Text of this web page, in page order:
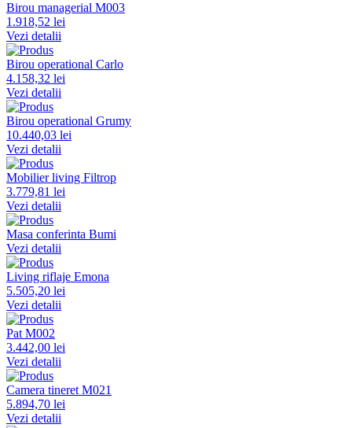
Birou managerial M003
1.918,52 lei
Vezi detalii
Birou operational Carlo
4.158,32 lei
Vezi detalii
Birou operational Grumy
10.440,03 lei
Vezi detalii
Mobilier living Filtrop
3.779,81 lei
Vezi detalii
Masa conferinta Bumi
Vezi detalii
Living riflaje Emona
5.505,20 lei
Vezi detalii
Pat M002
3.442,00 lei
Vezi detalii
Camera tineret M021
5.894,70 lei
Vezi detalii